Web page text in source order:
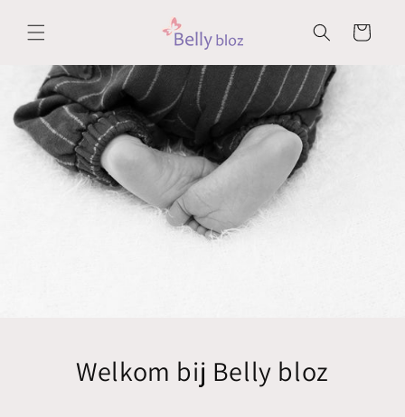
content
Winkelwagen
Welkom bij Belly bloz